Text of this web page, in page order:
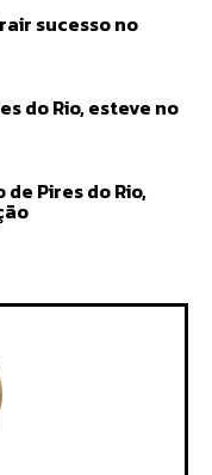
sucesso no
do Rio, esteve no
Pires do Rio,